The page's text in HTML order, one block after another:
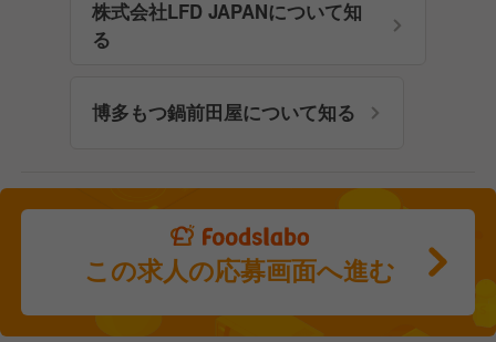
株式会社LFD JAPANについて知
る
博多もつ鍋前田屋について知る
この求人の応募画面へ進む